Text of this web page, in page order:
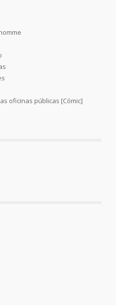
oficinas públicas [Cómic]